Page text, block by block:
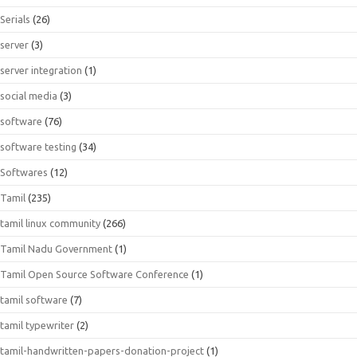
Serials (26)
server (3)
server integration (1)
social media (3)
software (76)
software testing (34)
Softwares (12)
Tamil (235)
tamil linux community (266)
Tamil Nadu Government (1)
Tamil Open Source Software Conference (1)
tamil software (7)
tamil typewriter (2)
tamil-handwritten-papers-donation-project (1)